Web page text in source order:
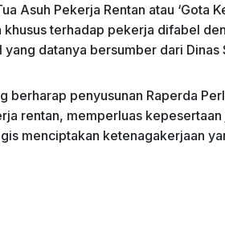
Asuh Pekerja Rentan atau ‘Gota
terhadap pekerja difabel
datanya bersumber dari Dinas
berharap penyusunan Raperda
rentan, memperluas kepesertaan
menciptakan ketenagakerjaan